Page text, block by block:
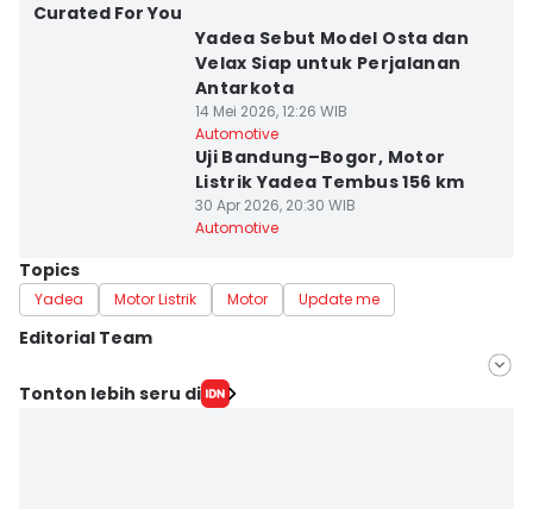
Curated For You
Yadea Sebut Model Osta dan
Velax Siap untuk Perjalanan
Antarkota
14 Mei 2026, 12:26 WIB
Automotive
Uji Bandung–Bogor, Motor
Listrik Yadea Tembus 156 km
30 Apr 2026, 20:30 WIB
Automotive
Topics
Yadea Motor Listrik Motor Update me
Editorial Team
Editor
Tonton lebih seru di